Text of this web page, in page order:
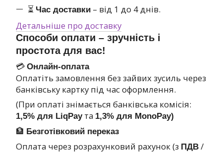
⏳ Час доставки – від 1 до 4 днів.
Детальніше про доставку
Способи оплати – зручність і
простота для вас!
💳 Онлайн-оплата
Оплатіть замовлення без зайвих зусиль через
банківську картку під час оформлення.
(При оплаті знімається банківська комісія:
1,5% для LiqPayта 1,3% для MonoPay)
🏦 Безготівковий переказ
Оплата через розрахунковий рахунок (з ПДВ /